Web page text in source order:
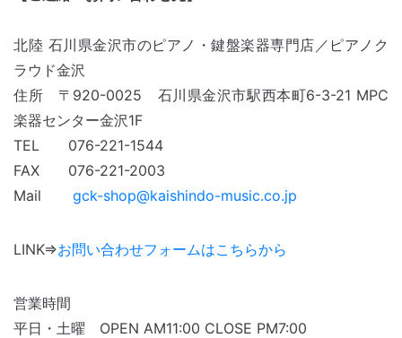
北陸 石川県金沢市のピアノ・鍵盤楽器専門店／ピアノク
ラウド金沢
住所 〒920-0025 石川県金沢市駅西本町6-3-21 MPC
楽器センター金沢1F
TEL 076-221-1544
FAX 076-221-2003
Mail gck-shop@kaishindo-music.co.jp
LINK⇒お問い合わせフォームはこちらから
営業時間
平日・土曜 OPEN AM11:00 CLOSE PM7:00